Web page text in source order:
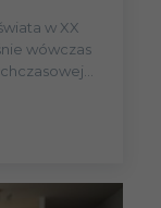
w XX
wówczas